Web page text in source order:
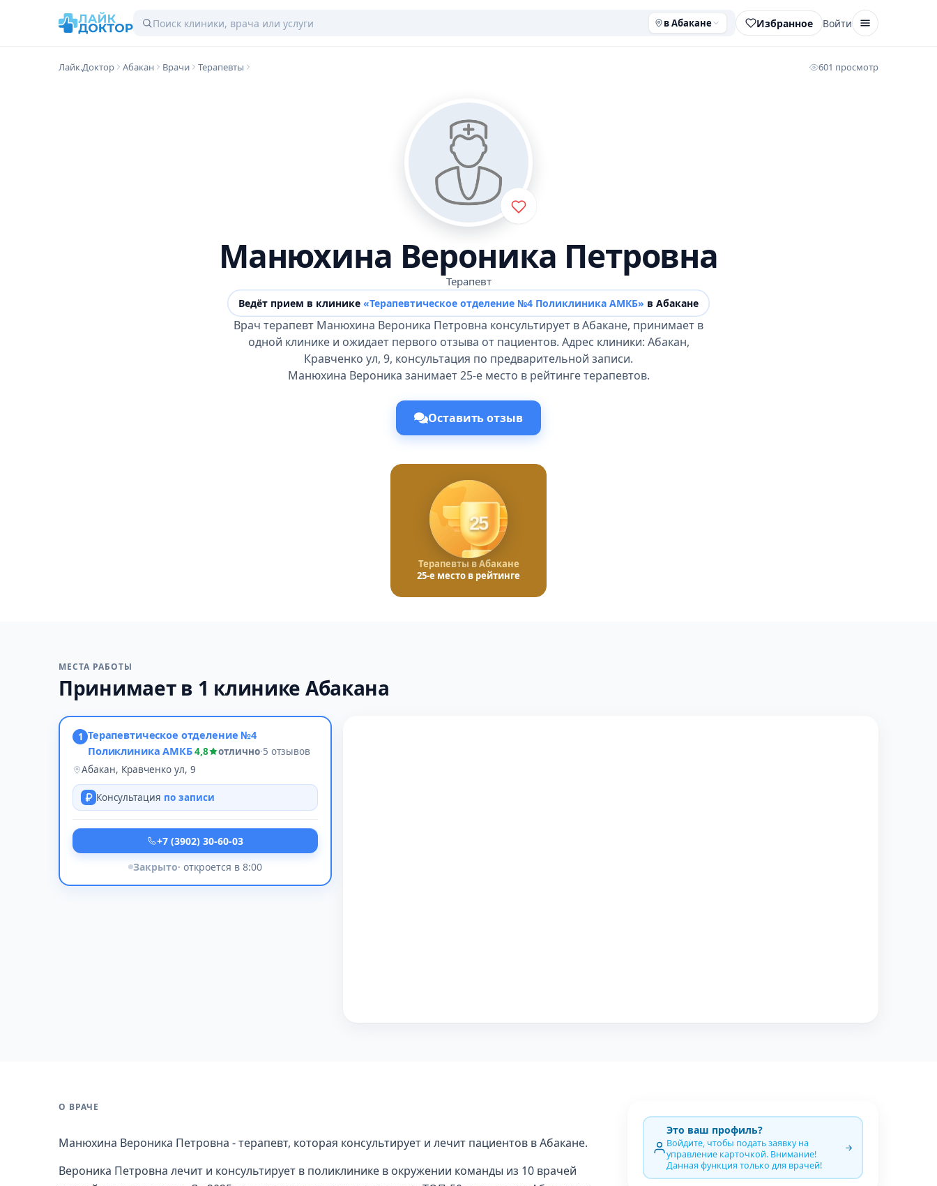
в Абакане Избранное Войти
Лайк.Доктор Абакан Врачи Терапевты 601 просмотр
Манюхина Вероника Петровна
Терапевт
Ведёт прием в клинике «Терапевтическое отделение №4 Поликлиника АМКБ» в Абакане
Врач терапевт Манюхина Вероника Петровна консультирует в Абакане, принимает в
одной клинике и ожидает первого отзыва от пациентов. Адрес клиники: Абакан,
Кравченко ул, 9, консультация по предварительной записи.
Манюхина Вероника занимает 25-е место в рейтинге терапевтов.
Оставить отзыв
25
Терапевты в Абакане
25-е место в рейтинге
МЕСТА РАБОТЫ
Принимает в 1 клинике Абакана
1 Терапевтическое отделение №4
Поликлиника АМКБ4,8 отлично·5 отзывов
Абакан, Кравченко ул, 9
Консультация по записи
+7 (3902) 30-60-03
Закрыто· откроется в 8:00
О ВРАЧЕ
Манюхина Вероника Петровна - терапевт, которая консультирует и лечит пациентов в Абакане.
Вероника Петровна лечит и консультирует в поликлинике в окружении команды из 10 врачей
Это ваш профиль?
Войдите, чтобы подать заявку на
управление карточкой. Внимание!
Данная функция только для врачей!